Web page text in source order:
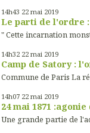
14h43 22 mai 2019
Le parti de l'ordre
" Cette incarnation
14h32 22 mai 2019
Camp de Satory :
Commune de Paris La
14h07 22 mai 2019
24 mai 1871
Une grande partie de